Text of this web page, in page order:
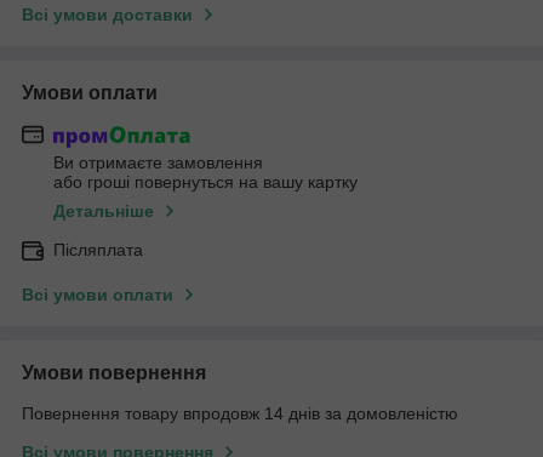
Всі умови доставки
Умови оплати
Ви отримаєте замовлення
або гроші повернуться на вашу картку
Детальніше
Післяплата
Всі умови оплати
Умови повернення
Повернення товару впродовж 14 днів за домовленістю
Всі умови повернення